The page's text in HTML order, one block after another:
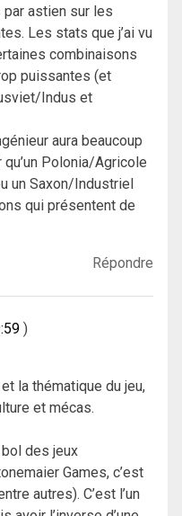
astien sur les
Les stats que j’ai vu
combinaisons
puissantes (et
Indus et
aura beaucoup
Polonia/Agricole
un Saxon/Industriel
qui présentent de
Répondre
la thématique du jeu,
et mécas.
bol des jeux
Games, c’est
autres). C’est l’un